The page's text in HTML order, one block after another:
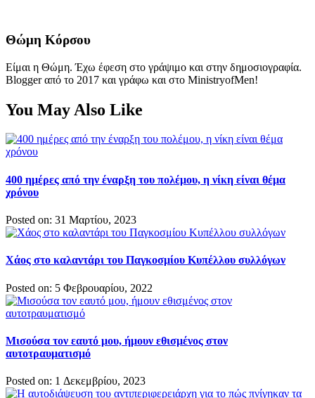
Θώμη Κόρσου
Είμαι η Θώμη. Έχω έφεση στο γράψιμο και στην δημοσιογραφία.
Blogger από το 2017 και γράφω και στο MinistryofMen!
You May Also Like
400 ημέρες από την έναρξη του πολέμου, η νίκη είναι θέμα
χρόνου
Posted on: 31 Μαρτίου, 2023
Χάος στο καλαντάρι του Παγκοσμίου Κυπέλλου συλλόγων
Posted on: 5 Φεβρουαρίου, 2022
Μισούσα τον εαυτό μου, ήμουν εθισμένος στον
αυτοτραυματισμό
Posted on: 1 Δεκεμβρίου, 2023